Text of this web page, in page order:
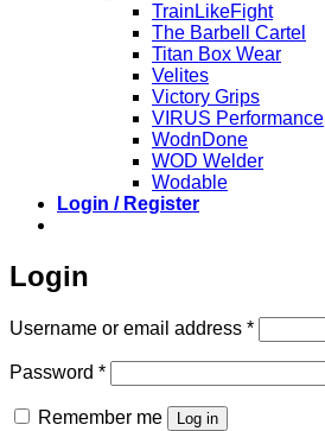
TrainLikeFight
The Barbell Cartel
Titan Box Wear
Velites
Victory Grips
VIRUS Performance
WodnDone
WOD Welder
Wodable
Login / Register
Login
Username or email address *Required
Password *Required
Remember me Log in